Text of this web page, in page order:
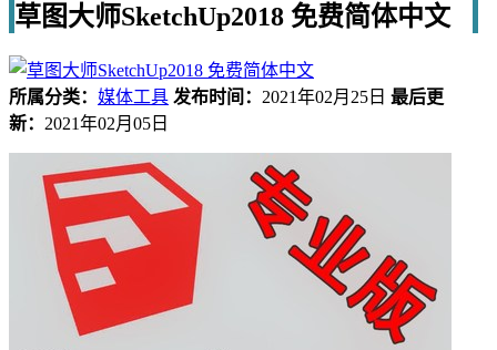
草图大师SketchUp2018 免费简体中文
所属分类： 媒体工具 发布时间： 2021年02月25日 最后更
新： 2021年02月05日